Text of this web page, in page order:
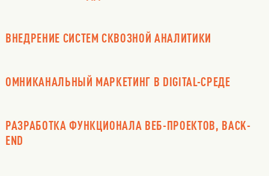
ВНЕДРЕНИЕ СИСТЕМ СКВОЗНОЙ АНАЛИТИКИ
ОМНИКАНАЛЬНЫЙ МАРКЕТИНГ В DIGITAL-СРЕДЕ
РАЗРАБОТКА ФУНКЦИОНАЛА ВЕБ-ПРОЕКТОВ, BACK-
END